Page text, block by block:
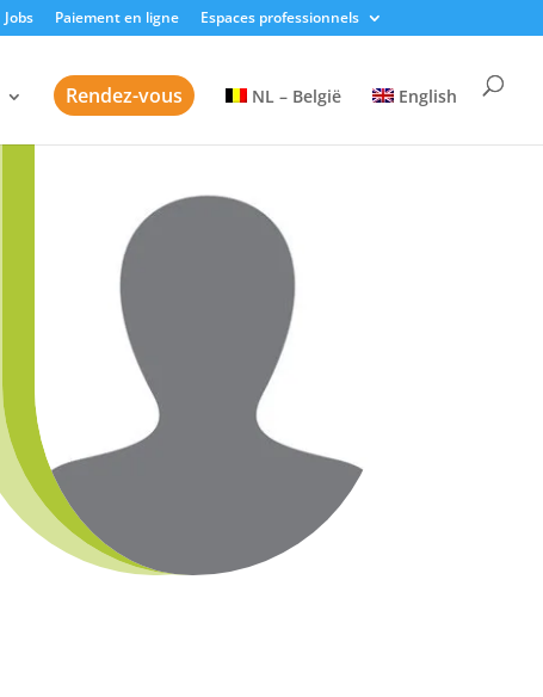
Jobs Paiement en ligne Espaces professionnels
Rendez-vous NL – België English